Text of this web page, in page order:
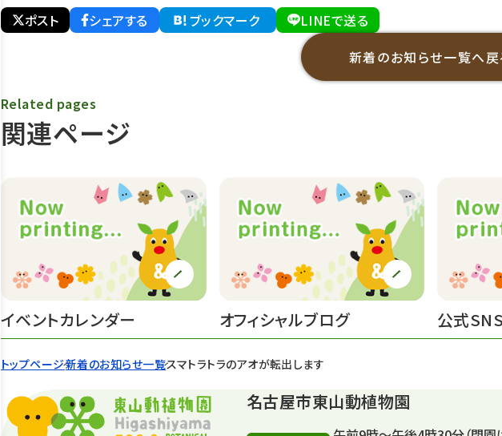
トップページ新着のお知らせ一覧スマトラトラのアオが転出します
ポスト
シェアする ブックマーク
LINEで送る
新着のお知らせ一覧へ
関連ページ
Related pages
イベントカレンダー オフィシャルブログ 公式
名古屋市東山動植物園